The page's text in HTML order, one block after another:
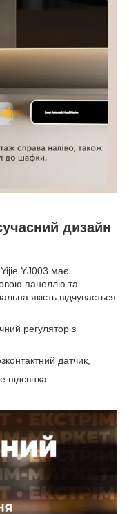
дизайн
YJ003 має
панеллю та
якість відчувається
регулятор з
датчик,